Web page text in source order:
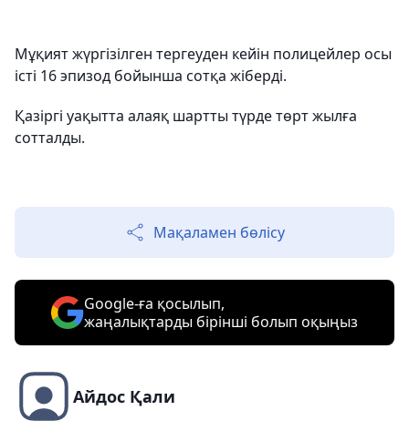
Мұқият жүргізілген тергеуден кейін полицейлер осы
істі 16 эпизод бойынша сотқа жіберді.
Қазіргі уақытта алаяқ шартты түрде төрт жылға
сотталды.
Мақаламен бөлісу
Google-ға қосылып,
жаңалықтарды бірінші болып оқыңыз
Айдос Қали